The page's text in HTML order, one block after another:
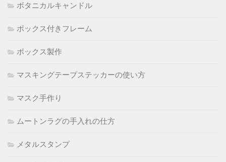
ボタニカルキャンドル
ボックス付きフレーム
ボックス製作
マスキングテープステッカーの使い方
マスク手作り
ムートンラグの手入れの仕方
メタルスタンプ